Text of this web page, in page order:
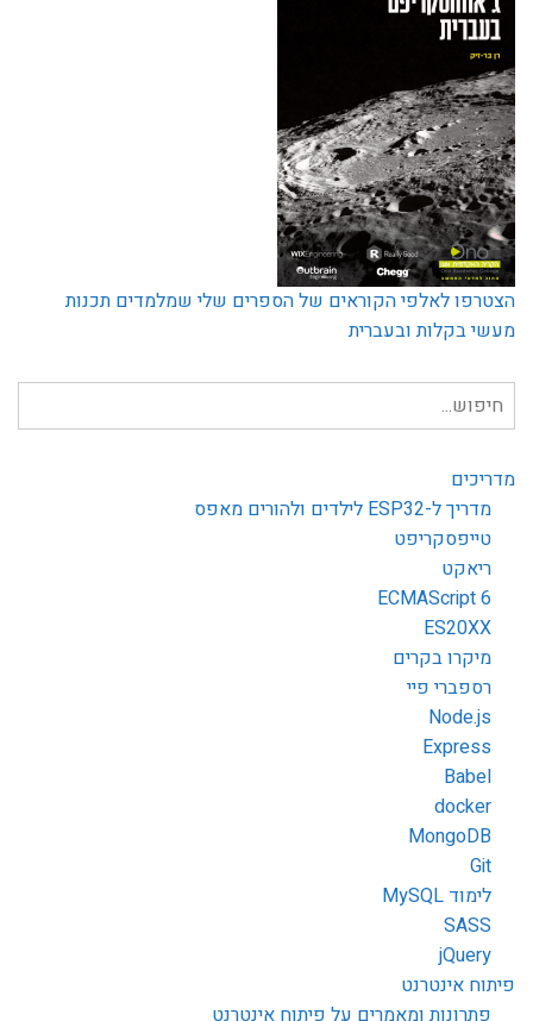
הצטרפו לאלפי הקוראים של הספרים שלי שמלמדים תכנות
מעשי בקלות ובעברית
חיפוש
עבור:
מדריכים
מדריך ל-ESP32 לילדים ולהורים מאפס
טייפסקריפט
ריאקט
ECMAScript 6
ES20XX
מיקרו בקרים
רספברי פיי
Node.js
Express
Babel
docker
MongoDB
Git
לימוד MySQL
SASS
jQuery
פיתוח אינטרנט
פתרונות ומאמרים על פיתוח אינטרנט